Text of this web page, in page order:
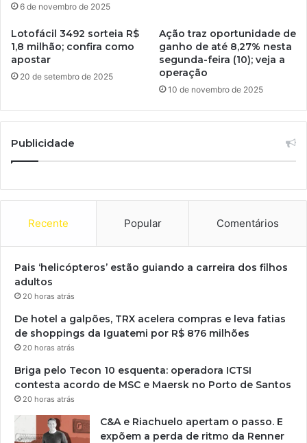
6 de novembro de 2025
Lotofácil 3492 sorteia R$
1,8 milhão; confira como
apostar
20 de setembro de 2025
Ação traz oportunidade de
ganho de até 8,27% nesta
segunda-feira (10); veja a
operação
10 de novembro de 2025
Publicidade
Recente Popular Comentários
Pais ‘helicópteros’ estão guiando a carreira dos filhos
adultos
20 horas atrás
De hotel a galpões, TRX acelera compras e leva fatias
de shoppings da Iguatemi por R$ 876 milhões
20 horas atrás
Briga pelo Tecon 10 esquenta: operadora ICTSI
contesta acordo de MSC e Maersk no Porto de Santos
20 horas atrás
C&A e Riachuelo apertam o passo. E
expõem a perda de ritmo da Renner